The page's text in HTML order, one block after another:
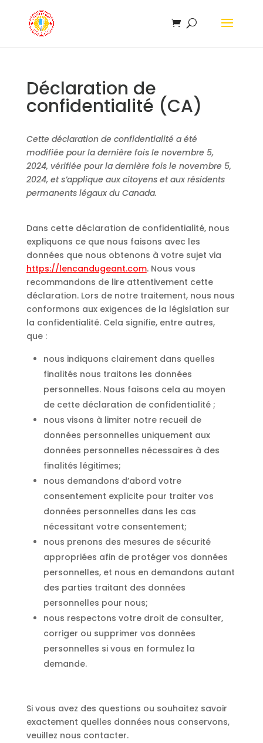
Déclaration de
confidentialité (CA)
Cette déclaration de confidentialité a été
modifiée pour la dernière fois le novembre 5,
2024, vérifiée pour la dernière fois le novembre 5,
2024, et s’applique aux citoyens et aux résidents
permanents légaux du Canada.
Dans cette déclaration de confidentialité, nous
expliquons ce que nous faisons avec les
données que nous obtenons à votre sujet via
https://lencandugeant.com. Nous vous
recommandons de lire attentivement cette
déclaration. Lors de notre traitement, nous nous
conformons aux exigences de la législation sur
la confidentialité. Cela signifie, entre autres,
que :
nous indiquons clairement dans quelles
finalités nous traitons les données
personnelles. Nous faisons cela au moyen
de cette déclaration de confidentialité ;
nous visons à limiter notre recueil de
données personnelles uniquement aux
données personnelles nécessaires à des
finalités légitimes;
nous demandons d’abord votre
consentement explicite pour traiter vos
données personnelles dans les cas
nécessitant votre consentement;
nous prenons des mesures de sécurité
appropriées afin de protéger vos données
personnelles, et nous en demandons autant
des parties traitant des données
personnelles pour nous;
nous respectons votre droit de consulter,
corriger ou supprimer vos données
personnelles si vous en formulez la
demande.
Si vous avez des questions ou souhaitez savoir
exactement quelles données nous conservons,
veuillez nous contacter.